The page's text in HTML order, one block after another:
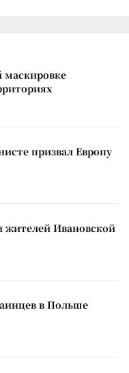
призвал Европу
жителей Ивановской
в Польше